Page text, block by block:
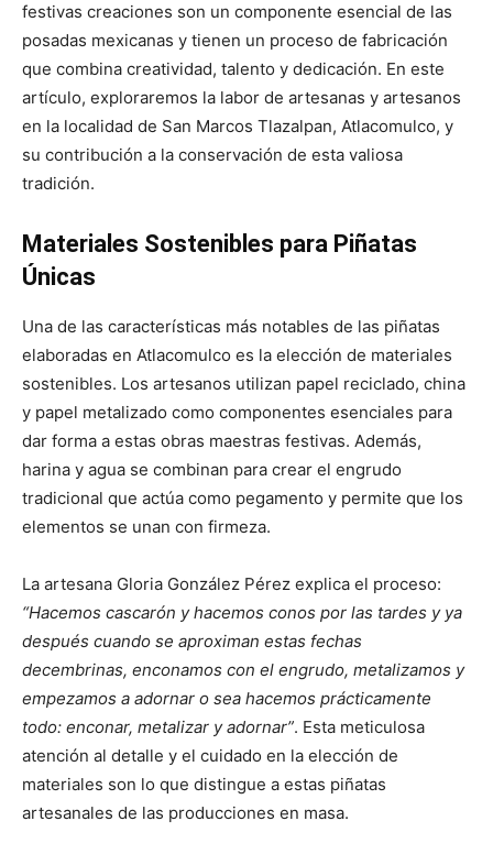
festivas creaciones son un componente esencial de las
posadas mexicanas y tienen un proceso de fabricación
que combina creatividad, talento y dedicación. En este
artículo, exploraremos la labor de artesanas y artesanos
en la localidad de San Marcos Tlazalpan, Atlacomulco, y
su contribución a la conservación de esta valiosa
tradición.
Materiales Sostenibles para Piñatas
Únicas
Una de las características más notables de las piñatas
elaboradas en Atlacomulco es la elección de materiales
sostenibles. Los artesanos utilizan papel reciclado, china
y papel metalizado como componentes esenciales para
dar forma a estas obras maestras festivas. Además,
harina y agua se combinan para crear el engrudo
tradicional que actúa como pegamento y permite que los
elementos se unan con firmeza.
La artesana Gloria González Pérez explica el proceso:
“Hacemos cascarón y hacemos conos por las tardes y ya
después cuando se aproximan estas fechas
decembrinas, enconamos con el engrudo, metalizamos y
empezamos a adornar o sea hacemos prácticamente
todo: enconar, metalizar y adornar”. Esta meticulosa
atención al detalle y el cuidado en la elección de
materiales son lo que distingue a estas piñatas
artesanales de las producciones en masa.